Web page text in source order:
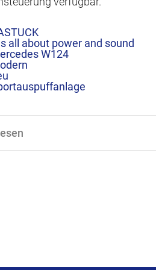
all about power and sound
W124